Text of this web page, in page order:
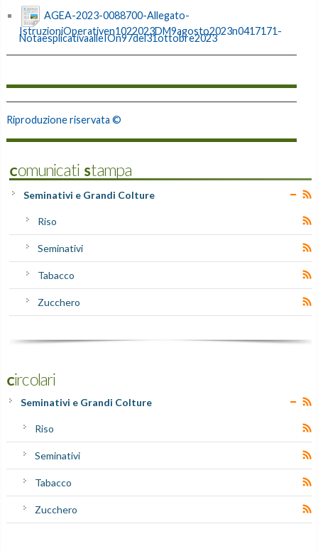
AGEA-2023-0088700-Allegato-
IstruzioniOperativen1022023DM9agosto2023n0417171-
NotaesplicativaalleIOn97del31ottobre2023
Riproduzione riservata ©
Comunicati Stampa
Seminativi e Grandi Colture
Riso
Seminativi
Tabacco
Zucchero
Circolari
Seminativi e Grandi Colture
Riso
Seminativi
Tabacco
Zucchero